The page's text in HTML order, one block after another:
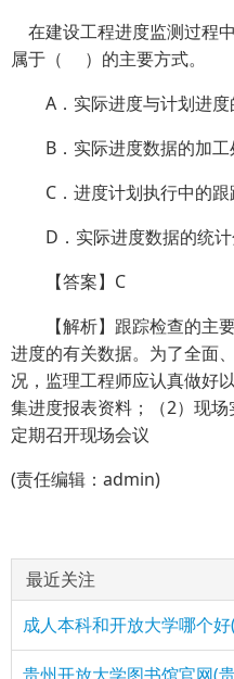
在建设工程进度监测过程
属于（ ）的主要方式。
A．实际进度与计划进度
B．实际进度数据的加工
C．进度计划执行中的跟
D．实际进度数据的统计
【答案】C
【解析】跟踪检查的主要
进度的有关数据。为了全面
况，监理工程师应认真做好
集进度报表资料；（2）现场
定期召开现场会议
(责任编辑：admin)
最近关注
成人本科和开放大学哪个